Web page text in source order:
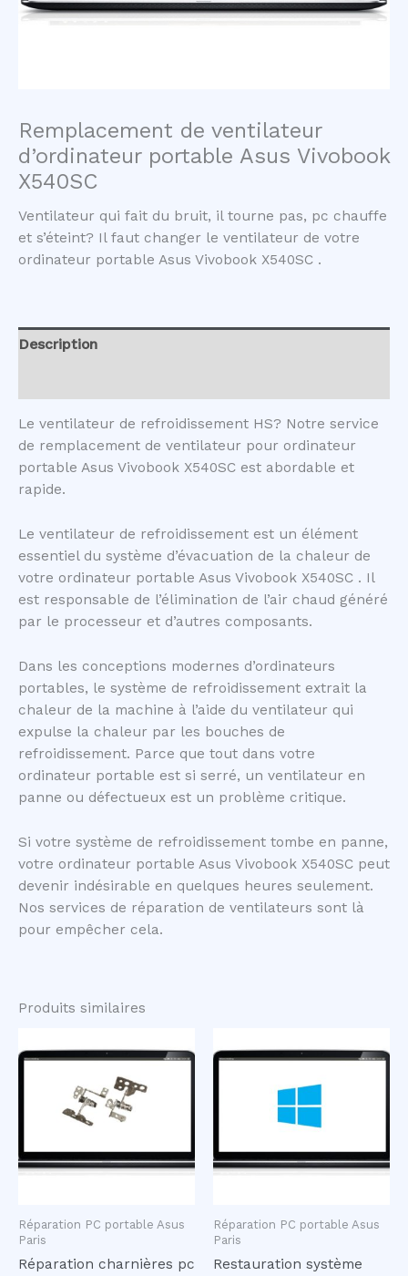
Remplacement de ventilateur
d’ordinateur portable Asus Vivobook
X540SC
Ventilateur qui fait du bruit, il tourne pas, pc chauffe
et s’éteint? Il faut changer le ventilateur de votre
ordinateur portable Asus Vivobook X540SC .
Description
Le ventilateur de refroidissement HS? Notre service
de remplacement de ventilateur pour ordinateur
portable Asus Vivobook X540SC est abordable et
rapide.
Le ventilateur de refroidissement est un élément
essentiel du système d’évacuation de la chaleur de
votre ordinateur portable Asus Vivobook X540SC . Il
est responsable de l’élimination de l’air chaud généré
par le processeur et d’autres composants.
Dans les conceptions modernes d’ordinateurs
portables, le système de refroidissement extrait la
chaleur de la machine à l’aide du ventilateur qui
expulse la chaleur par les bouches de
refroidissement. Parce que tout dans votre
ordinateur portable est si serré, un ventilateur en
panne ou défectueux est un problème critique.
Si votre système de refroidissement tombe en panne,
votre ordinateur portable Asus Vivobook X540SC peut
devenir indésirable en quelques heures seulement.
Nos services de réparation de ventilateurs sont là
pour empêcher cela.
Produits similaires
Réparation PC portable Asus
Paris
Réparation charnières pc
Réparation PC portable Asus
Paris
Restauration système